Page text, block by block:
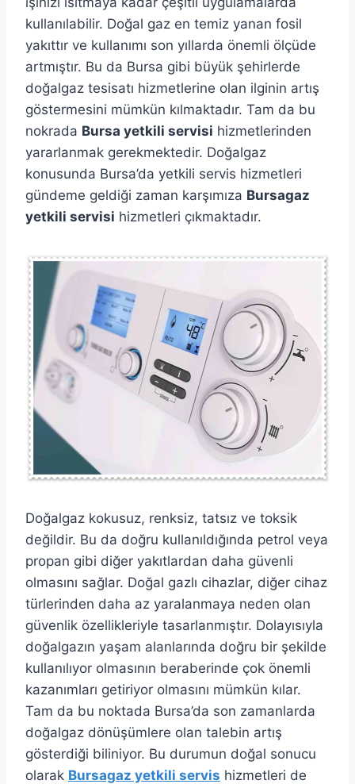
kullanılabilir. Doğal gaz en temiz yanan fosil
yakıttır ve kullanımı son yıllarda önemli ölçüde
artmıştır. Bu da Bursa gibi büyük şehirlerde
doğalgaz tesisatı hizmetlerine olan ilginin artış
göstermesini mümkün kılmaktadır. Tam da bu
nokrada Bursa yetkili servisi hizmetlerinden
yararlanmak gerekmektedir. Doğalgaz
konusunda Bursa’da yetkili servis hizmetleri
gündeme geldiği zaman karşımıza Bursagaz
yetkili servisi hizmetleri çıkmaktadır.
Doğalgaz kokusuz, renksiz, tatsız ve toksik
değildir. Bu da doğru kullanıldığında petrol veya
propan gibi diğer yakıtlardan daha güvenli
olmasını sağlar. Doğal gazlı cihazlar, diğer cihaz
türlerinden daha az yaralanmaya neden olan
güvenlik özellikleriyle tasarlanmıştır. Dolayısıyla
doğalgazın yaşam alanlarında doğru bir şekilde
kullanılıyor olmasının beraberinde çok önemli
kazanımları getiriyor olmasını mümkün kılar.
Tam da bu noktada Bursa’da son zamanlarda
doğalgaz dönüşümlere olan talebin artış
gösterdiği biliniyor. Bu durumun doğal sonucu
olarak Bursagaz yetkili servis hizmetleri de